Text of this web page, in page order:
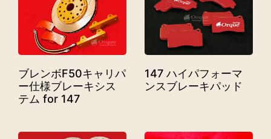
ブレンボF50キャリパ
ー仕様ブレーキシス
テム for 147
147 ハイパフォーマ
ンスブレーキパッド